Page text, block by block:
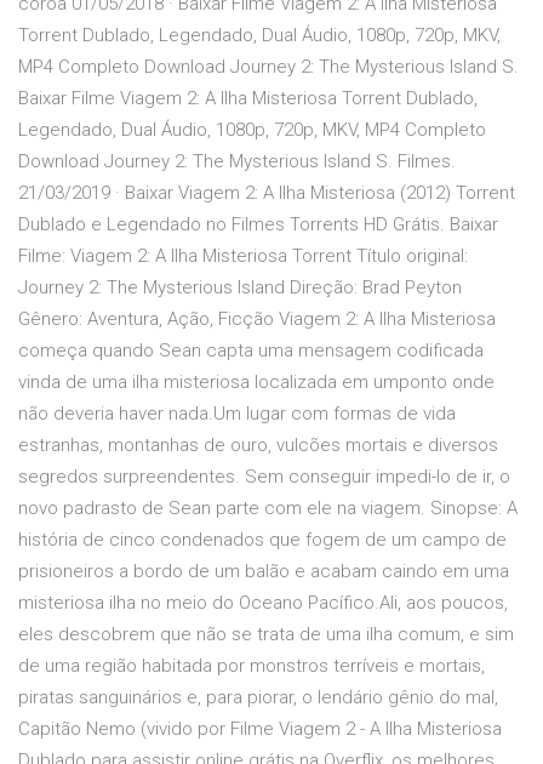
Torrent Dublado, Legendado, Dual Áudio, 1080p, 720p, MKV,
MP4 Completo Download Journey 2: The Mysterious Island S.
Baixar Filme Viagem 2: A Ilha Misteriosa Torrent Dublado,
Legendado, Dual Áudio, 1080p, 720p, MKV, MP4 Completo
Download Journey 2: The Mysterious Island S. Filmes.
21/03/2019 · Baixar Viagem 2: A Ilha Misteriosa (2012) Torrent
Dublado e Legendado no Filmes Torrents HD Grátis. Baixar
Filme: Viagem 2: A Ilha Misteriosa Torrent Título original:
Journey 2: The Mysterious Island Direção: Brad Peyton
Gênero: Aventura, Ação, Ficção Viagem 2: A Ilha Misteriosa
começa quando Sean capta uma mensagem codificada
vinda de uma ilha misteriosa localizada em umponto onde
não deveria haver nada.Um lugar com formas de vida
estranhas, montanhas de ouro, vulcões mortais e diversos
segredos surpreendentes. Sem conseguir impedi-lo de ir, o
novo padrasto de Sean parte com ele na viagem. Sinopse: A
história de cinco condenados que fogem de um campo de
prisioneiros a bordo de um balão e acabam caindo em uma
misteriosa ilha no meio do Oceano Pacífico.Ali, aos poucos,
eles descobrem que não se trata de uma ilha comum, e sim
de uma região habitada por monstros terríveis e mortais,
piratas sanguinários e, para piorar, o lendário gênio do mal,
Capitão Nemo (vivido por Filme Viagem 2 - A Ilha Misteriosa